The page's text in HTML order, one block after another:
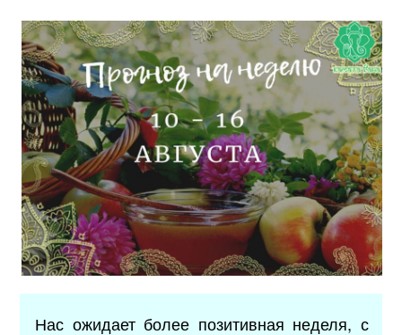
Нас ожидает более позитивная неделя, с